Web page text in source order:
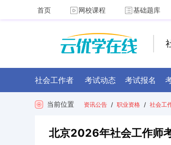
首页 网校课程 基础题库
社会工作者 考试动态 考试报名
当前位置 资讯公告 / 职业资格 / 社会工
北京2026年社会工作师